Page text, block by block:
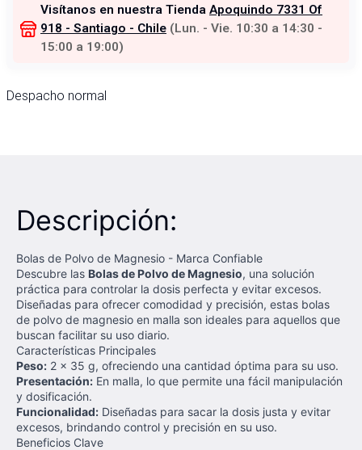
Visítanos en nuestra Tienda Apoquindo 7331 Of
918 - Santiago - Chile (Lun. - Vie. 10:30 a 14:30 -
15:00 a 19:00)
Despacho normal
Descripción:
Bolas de Polvo de Magnesio - Marca Confiable
Descubre las Bolas de Polvo de Magnesio, una solución
práctica para controlar la dosis perfecta y evitar excesos.
Diseñadas para ofrecer comodidad y precisión, estas bolas
de polvo de magnesio en malla son ideales para aquellos que
buscan facilitar su uso diario.
Características Principales
Peso: 2 x 35 g, ofreciendo una cantidad óptima para su uso.
Presentación: En malla, lo que permite una fácil manipulación
y dosificación.
Funcionalidad: Diseñadas para sacar la dosis justa y evitar
excesos, brindando control y precisión en su uso.
Beneficios Clave